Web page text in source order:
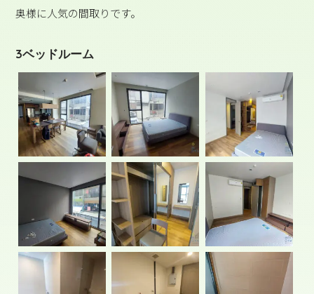
奥様に人気の間取りです。
3ベッドルーム